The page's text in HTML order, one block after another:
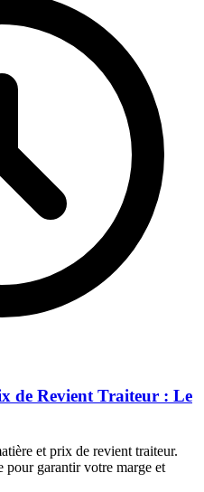
de Revient Traiteur : Le
et prix de revient traiteur.
garantir votre marge et